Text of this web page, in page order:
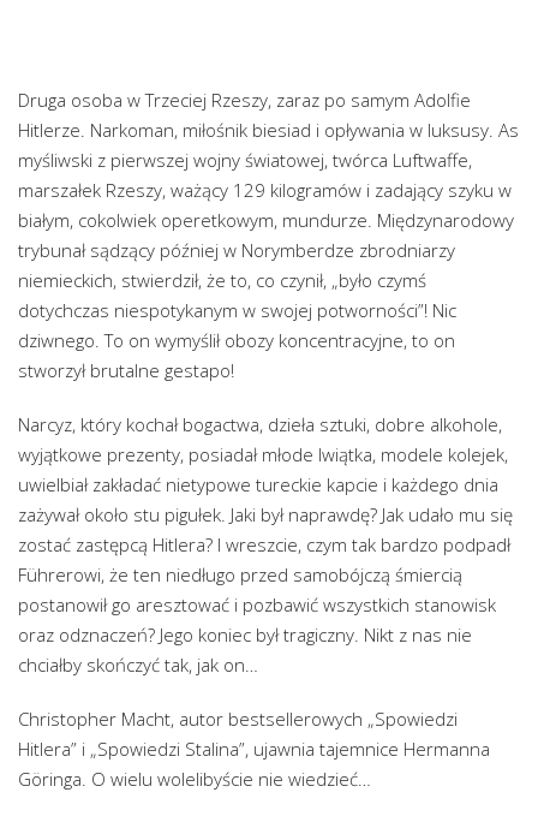
Druga osoba w Trzeciej Rzeszy, zaraz po samym Adolfie
Hitlerze. Narkoman, miłośnik biesiad i opływania w luksusy. As
myśliwski z pierwszej wojny światowej, twórca Luftwaffe,
marszałek Rzeszy, ważący 129 kilogramów i zadający szyku w
białym, cokolwiek operetkowym, mundurze. Międzynarodowy
trybunał sądzący później w Norymberdze zbrodniarzy
niemieckich, stwierdził, że to, co czynił, „było czymś
dotychczas niespotykanym w swojej potworności”! Nic
dziwnego. To on wymyślił obozy koncentracyjne, to on
stworzył brutalne gestapo!
Narcyz, który kochał bogactwa, dzieła sztuki, dobre alkohole,
wyjątkowe prezenty, posiadał młode lwiątka, modele kolejek,
uwielbiał zakładać nietypowe tureckie kapcie i każdego dnia
zażywał około stu pigułek. Jaki był naprawdę? Jak udało mu się
zostać zastępcą Hitlera? I wreszcie, czym tak bardzo podpadł
Führerowi, że ten niedługo przed samobójczą śmiercią
postanowił go aresztować i pozbawić wszystkich stanowisk
oraz odznaczeń? Jego koniec był tragiczny. Nikt z nas nie
chciałby skończyć tak, jak on…
Christopher Macht, autor bestsellerowych „Spowiedzi
Hitlera” i „Spowiedzi Stalina”, ujawnia tajemnice Hermanna
Göringa. O wielu wolelibyście nie wiedzieć…